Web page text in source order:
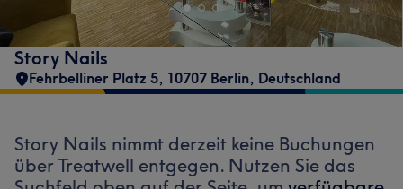
Story Nails
Fehrbelliner Platz 5, 10707 Berlin, Deutschland
Story Nails nimmt derzeit keine Buchungen
über Treatwell entgegen. Nutzen Sie das